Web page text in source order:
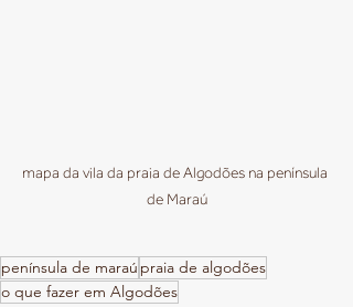
mapa da vila da praia de Algodões na península
de Maraú
península de maraú praia de algodões
o que fazer em Algodões